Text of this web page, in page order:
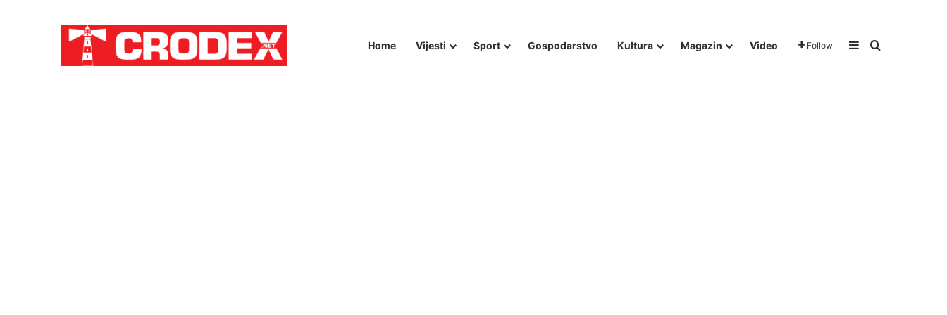
Home Vijesti Sport Gospodarstvo Kultura Magazin Video Follow Sidebar
Traži